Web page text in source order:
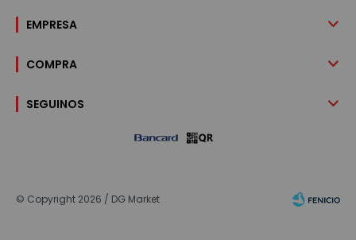
EMPRESA
COMPRA
SEGUINOS
© Copyright 2026 / DG Market